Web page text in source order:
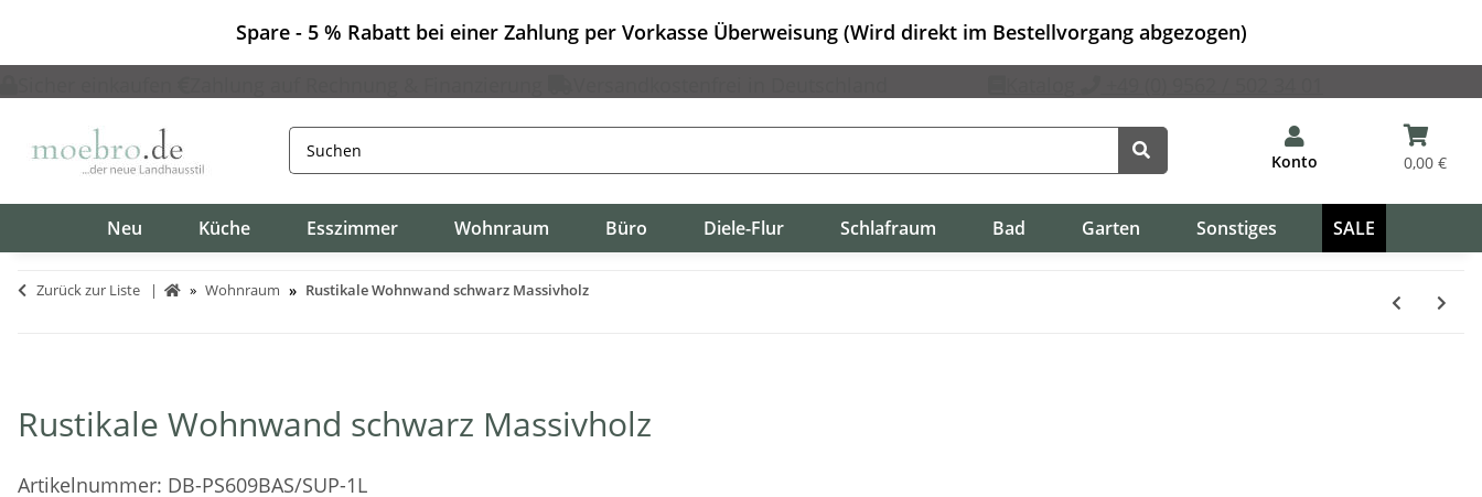
Spare - 5 % Rabatt bei einer Zahlung per Vorkasse Überweisung (Wird direkt im Bestellvorgang abgezogen)
Konto 0,00 €
Neu Küche Esszimmer Wohnraum Büro Diele-Flur Schlafraum Bad Garten Sonstiges SALE
Zurück zur Liste Wohnraum Rustikale Wohnwand schwarz Massivholz
Rustikale Wohnwand schwarz Massivholz
Artikelnummer: DB-PS609BAS/SUP-1L